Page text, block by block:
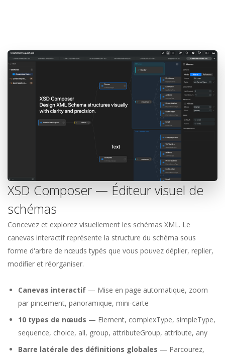
XSD Composer — Éditeur visuel de
schémas
Concevez et explorez visuellement les schémas XML. Le
canevas interactif représente la structure du schéma sous
forme d'arbre de nœuds typés que vous pouvez déplier, replier,
modifier et réorganiser.
Canevas interactif — Mise en page automatique, zoom
par pincement, panoramique, mini-carte
10 types de nœuds — Element, complexType, simpleType,
sequence, choice, all, group, attributeGroup, attribute, any
Barre latérale des définitions globales — Parcourez,